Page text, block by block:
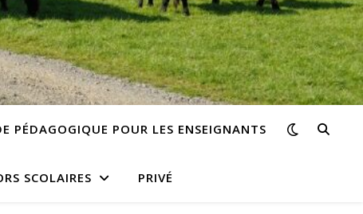
PÉDAGOGIQUE POUR LES ENSEIGNANTS
SCOLAIRES PRIVÉ